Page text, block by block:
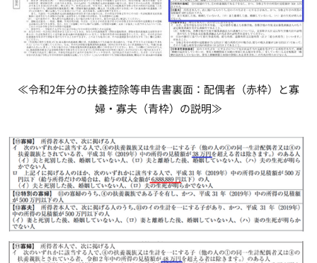
≪令和2年分の扶養控除等申告書裏面：配偶者（赤枠）と寡
婦・寡夫（青枠）の説明≫